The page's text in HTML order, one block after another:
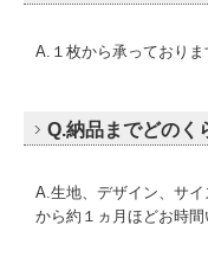
よくあるご質問
ご注文・決済・配送
A.１枚から承っておりま
Q.納品までどのく
A.生地、デザイン、サ
から約１ヵ月ほどお時間